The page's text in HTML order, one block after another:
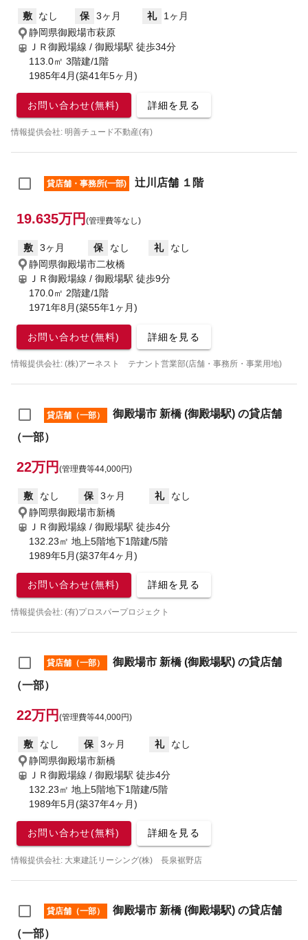
敷 なし 保 3ヶ月 礼
1ヶ月
静岡県御殿場市萩原
ＪＲ御殿場線 / 御殿場駅 徒歩34分
113.0㎡ 3階建/1階
1985年4月(築41年5ヶ月)
お問い合わせ(無料) 詳細を見る
情報提供会社: 明善チュード不動産(有)
貸店舗・事務所(一部) 辻川店舗 １階
19.635万円 (管理費等なし)
敷 3ヶ月 保 なし 礼
なし
静岡県御殿場市二枚橋
ＪＲ御殿場線 / 御殿場駅 徒歩9分
170.0㎡ 2階建/1階
1971年8月(築55年1ヶ月)
お問い合わせ(無料) 詳細を見る
情報提供会社: (株)アーネスト テナント営業部(店舗・事務所・事業用地)
貸店舗（一部）
御殿場市 新橋 (御殿場駅) の貸店舗
（一部）
22万円 (管理費等44,000円)
敷 なし 保 3ヶ月 礼
なし
静岡県御殿場市新橋
ＪＲ御殿場線 / 御殿場駅 徒歩4分
132.23㎡ 地上5階地下1階建/5階
1989年5月(築37年4ヶ月)
お問い合わせ(無料) 詳細を見る
情報提供会社: (有)プロスパープロジェクト
貸店舗（一部）
御殿場市 新橋 (御殿場駅) の貸店舗
（一部）
22万円 (管理費等44,000円)
敷 なし 保 3ヶ月 礼
なし
静岡県御殿場市新橋
ＪＲ御殿場線 / 御殿場駅 徒歩4分
132.23㎡ 地上5階地下1階建/5階
1989年5月(築37年4ヶ月)
お問い合わせ(無料) 詳細を見る
情報提供会社: 大東建託リーシング(株) 長泉裾野店
貸店舗（一部）
御殿場市 新橋 (御殿場駅) の貸店舗
（一部）